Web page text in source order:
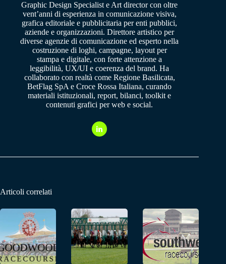
Graphic Design Specialist e Art director con oltre
vent’anni di esperienza in comunicazione visiva,
grafica editoriale e pubblicitaria per enti pubblici,
aziende e organizzazioni. Direttore artistico per
diverse agenzie di comunicazione ed esperto nella
costruzione di loghi, campagne, layout per
stampa e digitale, con forte attenzione a
leggibilità, UX/UI e coerenza del brand. Ha
collaborato con realtà come Regione Basilicata,
BetFlag SpA e Croce Rossa Italiana, curando
materiali istituzionali, report, bilanci, toolkit e
contenuti grafici per web e social.
Articoli correlati